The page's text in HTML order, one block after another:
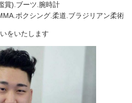
賞).ブーツ.腕時計
ボクシング.柔道.ブラジリアン柔術
をいたします